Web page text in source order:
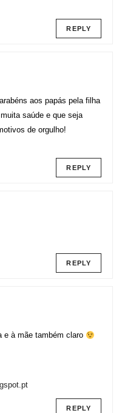
REPLY
aos papás pela filha
saúde e que seja
de orgulho!
REPLY
REPLY
e à mãe também claro
REPLY